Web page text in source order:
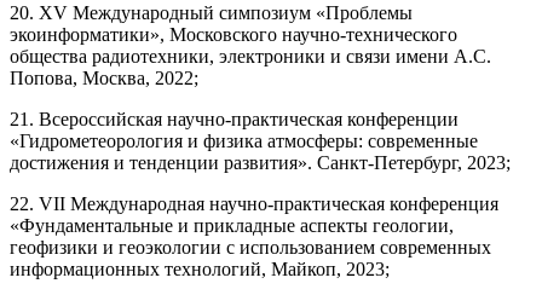
20. XV Международный симпозиум «Проблемы
экоинформатики», Московского научно-технического
общества радиотехники, электроники и связи имени А.С.
Попова, Москва, 2022;
21. Всероссийская научно-практическая конференции
«Гидрометеорология и физика атмосферы: современные
достижения и тенденции развития». Санкт-Петербург, 2023;
22. VII Международная научно-практическая конференция
«Фундаментальные и прикладные аспекты геологии,
геофизики и геоэкологии с использованием современных
информационных технологий, Майкоп, 2023;